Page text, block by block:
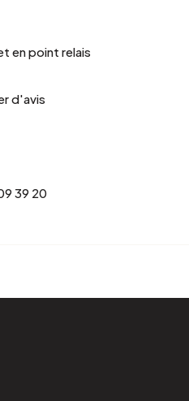
en point relais
d'avis
39 20